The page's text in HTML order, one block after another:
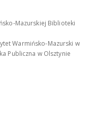
Mazurskiej Biblioteki
Warmińsko-Mazurski w
Publiczna w Olsztynie